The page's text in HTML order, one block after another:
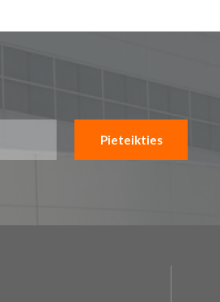
Pieteikties